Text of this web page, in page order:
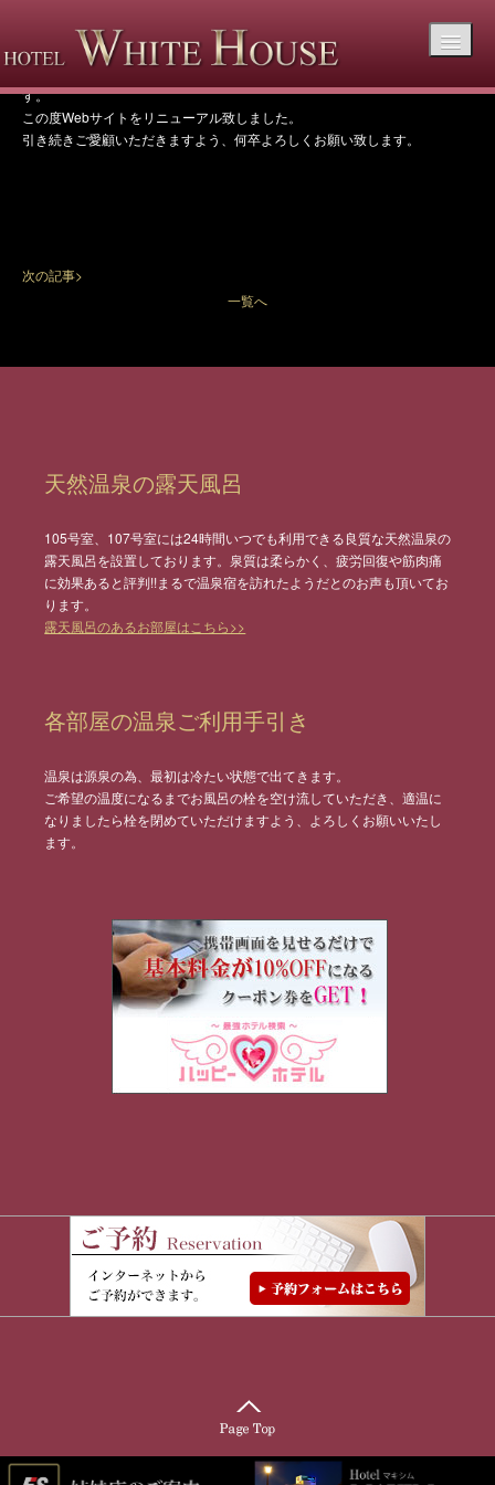
日頃はホテルホワイトハウスをご利用いただき、誠にありがとうございま
す。
この度Webサイトをリニューアル致しました。
引き続きご愛顧いただきますよう、何卒よろしくお願い致します。
次の記事>
一覧へ
天然温泉の露天風呂
105号室、107号室には24時間いつでも利用できる良質な天然温泉の
露天風呂を設置しております。泉質は柔らかく、疲労回復や筋肉痛
に効果あると評判!!まるで温泉宿を訪れたようだとのお声も頂いてお
ります。
露天風呂のあるお部屋はこちら>>
各部屋の温泉ご利用手引き
温泉は源泉の為、最初は冷たい状態で出てきます。
ご希望の温度になるまでお風呂の栓を空け流していただき、適温に
なりましたら栓を閉めていただけますよう、よろしくお願いいたし
ます。